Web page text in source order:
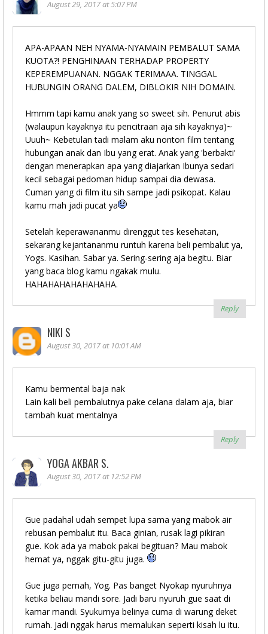
August 29, 2017 at 5:07 PM
APA-APAAN NEH NYAMA-NYAMAIN PEMBALUT SAMA
KUOTA?! PENGHINAAN TERHADAP PROPERTY
KEPEREMPUANAN. NGGAK TERIMAAA. TINGGAL
HUBUNGIN ORANG DALEM, DIBLOKIR NIH DOMAIN.
Hmmm tapi kamu anak yang so sweet sih. Penurut abis
(walaupun kayaknya itu pencitraan aja sih kayaknya)~
Uuuh~ Kebetulan tadi malam aku nonton film tentang
hubungan anak dan Ibu yang erat. Anak yang 'berbakti'
dengan menerapkan apa yang diajarkan Ibunya sedari
kecil sebagai pedoman hidup sampai dia dewasa.
Cuman yang di film itu sih sampe jadi psikopat. Kalau
kamu mah jadi pucat ya
Setelah keperawananmu direnggut tes kesehatan,
sekarang kejantananmu runtuh karena beli pembalut ya,
Yogs. Kasihan. Sabar ya. Sering-sering aja begitu. Biar
yang baca blog kamu ngakak mulu.
HAHAHAHAHAHAHAHA.
Reply
NIKI S
August 30, 2017 at 10:01 AM
Kamu bermental baja nak
Lain kali beli pembalutnya pake celana dalam aja, biar
tambah kuat mentalnya
Reply
YOGA AKBAR S.
August 30, 2017 at 12:52 PM
Gue padahal udah sempet lupa sama yang mabok air
rebusan pembalut itu. Baca ginian, rusak lagi pikiran
gue. Kok ada ya mabok pakai begituan? Mau mabok
hemat ya, nggak gitu-gitu juga.
Gue juga pernah, Yog. Pas banget Nyokap nyuruhnya
ketika beliau mandi sore. Jadi baru nyuruh gue saat di
kamar mandi. Syukurnya belinya cuma di warung deket
rumah. Jadi nggak harus memalukan seperti kisah lu itu.